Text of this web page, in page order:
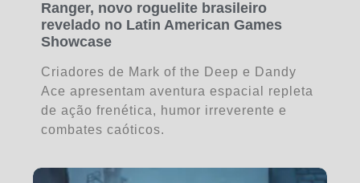
Ranger, novo roguelite brasileiro
revelado no Latin American Games
Showcase
Criadores de Mark of the Deep e Dandy
Ace apresentam aventura espacial repleta
de ação frenética, humor irreverente e
combates caóticos.